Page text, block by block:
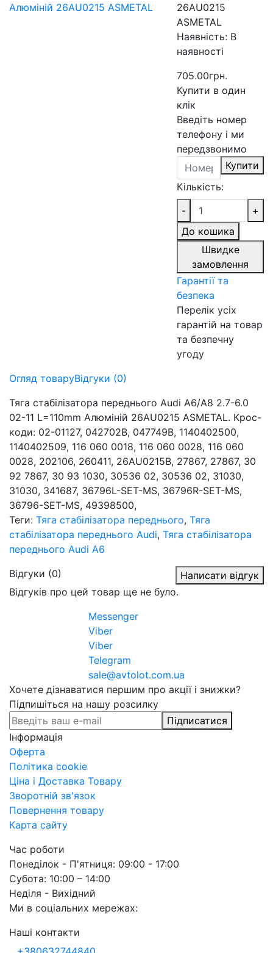
26AU0215
ASMETAL
Наявність: В
наявності
705.00грн.
Купити в один
клік
Введіть номер
телефону і ми
передзвонимо
Купити
Кількість:
-
+
До кошика
Швидке
замовлення
Гарантії та
безпека
Перелік усіх
гарантій на товар
та безпечну
угоду
Огляд товаруВідгуки (0)
Тяга стабілізатора переднього Audi A6/A8 2.7-6.0
02-11 L=110mm Алюміній 26AU0215 ASMETAL. Крос-
коди: 02-01127, 042702B, 047749B, 1140402500,
1140402509, 116 060 0018, 116 060 0028, 116 060
0028, 202106, 260411, 26AU0215B, 27867, 27867, 30
92 7867, 30 93 1030, 30536 02, 30536 02, 31030,
31030, 341687, 36796L-SET-MS, 36796R-SET-MS,
36796-SET-MS, 49398500,
Теги: Тяга стабілізатора переднього, Тяга
стабілізатора переднього Audi, Тяга стабілізатора
переднього Audi A6
Відгуки (0)
Написати відгук
Відгуків про цей товар ще не було.
Messenger
Viber
Viber
Telegram
sale@avtolot.com.ua
Хочете дізнаватися першим про акції і знижки?
Підпишіться на нашу розсилку
Підписатися
Інформація
Оферта
Політика cookie
Ціна і Доставка Товару
Зворотній зв'язок
Повернення товару
Карта сайту
Час роботи
Понеділок - П'ятниця: 09:00 - 17:00
Субота: 10:00 – 14:00
Неділя - Вихідний
Ми в соціальних мережах:
Наші контакти